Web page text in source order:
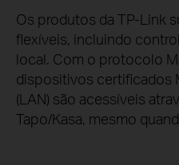
Os produtos da TP-Link
flexíveis, incluindo
local. Com o protocolo
dispositivos certificados
(LAN) são acessíveis
Tapo/Kasa, mesmo